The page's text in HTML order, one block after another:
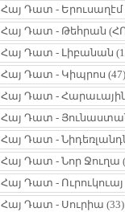
Հայ Դատ - Երուսաղէմ
Հայ Դատ - Թեհրան
Հայ Դատ - Լիբանան
Հայ Դատ - Կիպրոս (47)
Հայ Դատ -
Հայ Դատ -
Հայ Դատ -
Հայ Դատ - Նոր Ջուղա
Հայ Դատ - Ուրուկուայ
Հայ Դատ - Սուրիա (33)